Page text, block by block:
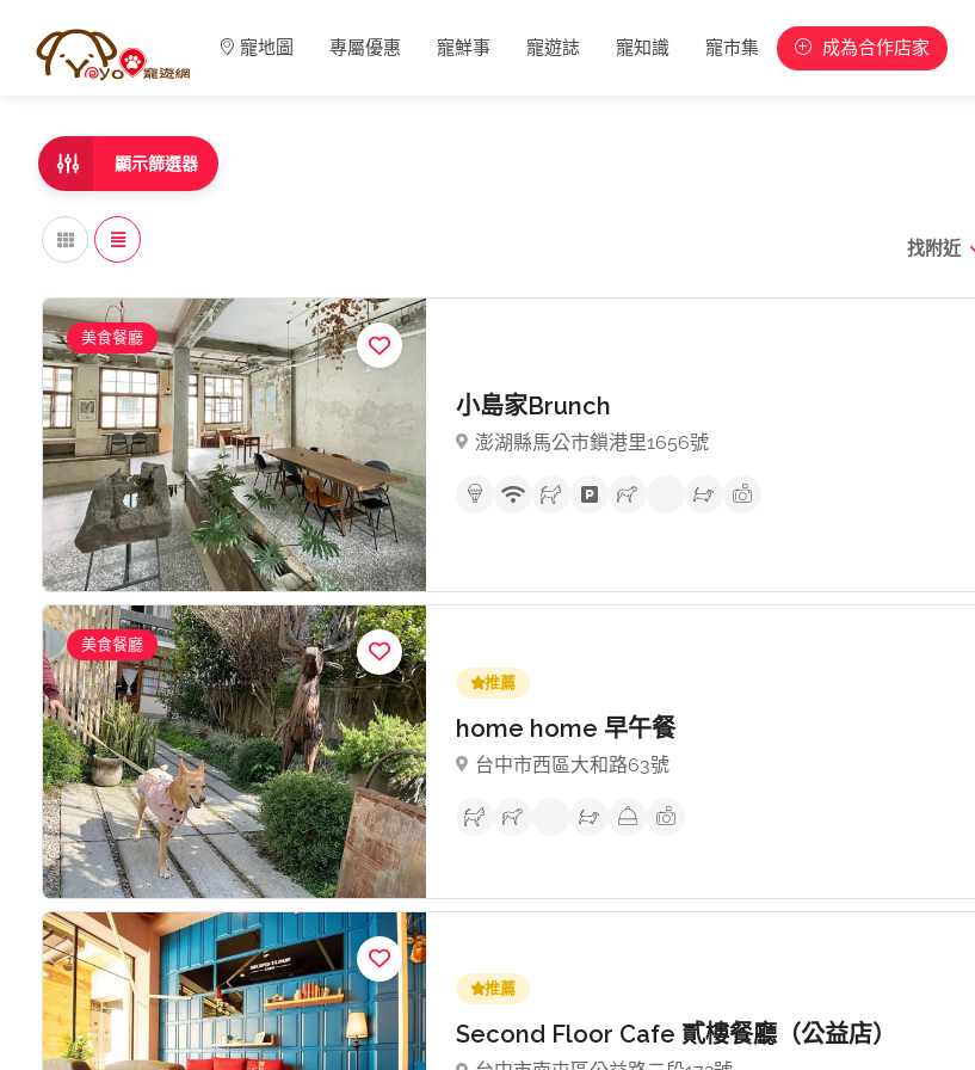
寵地圖 專屬優惠 寵鮮事 寵遊誌 寵知識 寵市集 成為合作店家
顯示篩選器
找附近
美食餐廳
小島家Brunch
澎湖縣馬公市鎖港里1656號
美食餐廳
推薦
home home 早午餐
台中市西區大和路63號
推薦
Second Floor Cafe 貳樓餐廳（公益店）